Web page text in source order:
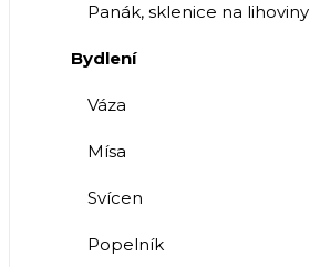
Panák, sklenice na lihoviny
Bydlení
Váza
Mísa
Svícen
Popelník